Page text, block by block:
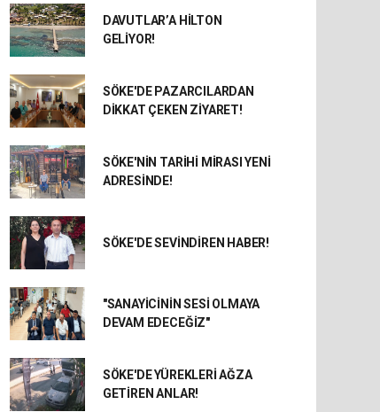
DAVUTLAR’A HİLTON
GELİYOR!
SÖKE'DE PAZARCILARDAN
DİKKAT ÇEKEN ZİYARET!
SÖKE'NİN TARİHİ MİRASI YENİ
ADRESİNDE!
SÖKE'DE SEVİNDİREN HABER!
"SANAYİCİNİN SESİ OLMAYA
DEVAM EDECEĞİZ"
SÖKE'DE YÜREKLERİ AĞZA
GETİREN ANLAR!